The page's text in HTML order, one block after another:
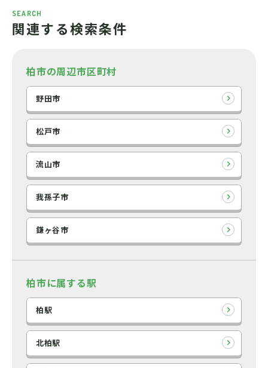
SEARCH
関連する検索条件
柏市の周辺市区町村
野田市
松戸市
流山市
我孫子市
鎌ヶ谷市
柏市に属する駅
柏駅
北柏駅